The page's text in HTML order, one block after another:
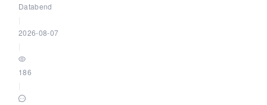
Databend
2026-08-07
186